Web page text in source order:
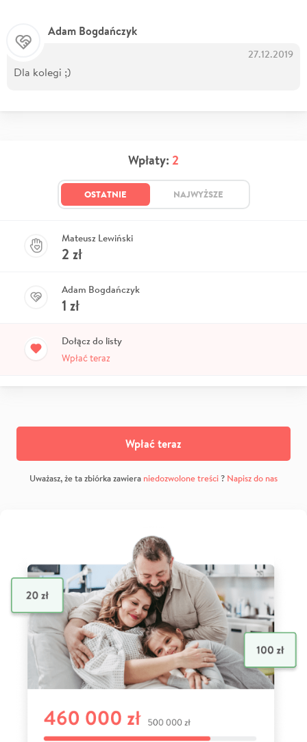
Adam Bogdańczyk
27.12.2019
Dla kolegi ;)
Wpłaty: 2
OSTATNIE NAJWYŻSZE
Mateusz Lewiński
2 zł
Adam Bogdańczyk
1 zł
Dołącz do listy
Wpłać teraz
Wpłać teraz
Uważasz, że ta zbiórka zawiera niedozwolone treści? Napisz do nas